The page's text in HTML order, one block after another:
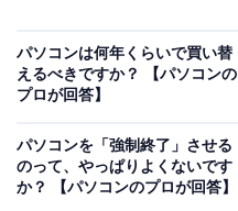
パソコンは何年くらいで買い替
えるべきですか？ 【パソコンの
プロが回答】
パソコンを「強制終了」させる
のって、やっぱりよくないです
か？ 【パソコンのプロが回答】